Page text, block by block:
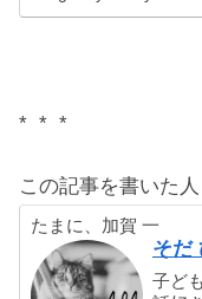
* * *
この記事を書いた人
たまに、加賀 一
そだ
子ど